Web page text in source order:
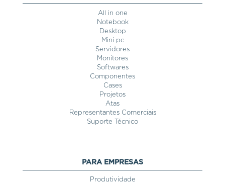
All in one
Notebook
Desktop
Mini pc
Servidores
Monitores
Softwares
Componentes
Cases
Projetos
Atas
Representantes Comerciais
Suporte Técnico
PARA EMPRESAS
Produtividade